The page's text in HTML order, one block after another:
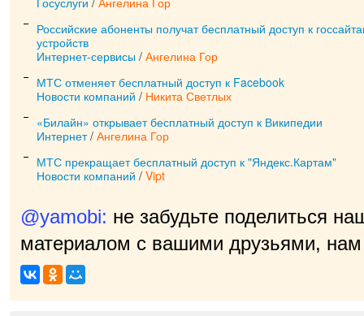
Российские абоненты получат бесплатный доступ к
устройств
Интернет-сервисы / Ангелина Гор
МТС отменяет бесплатный доступ к Facebook
Новости компаний / Никита Светлых
«Билайн» открывает бесплатный доступ к Википедии
Интернет/ Ангелина Гор
МТС прекращает бесплатный доступ к "Яндекс.Картам"
Новости компаний / Vipt
@yamobi: не забудьте поделиться
материалом с вашими друзьями, нам
прият|